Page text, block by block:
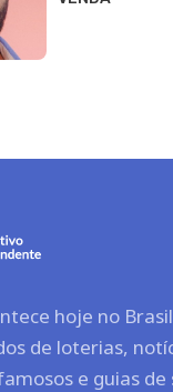
hoje no
de loterias,
e guias de